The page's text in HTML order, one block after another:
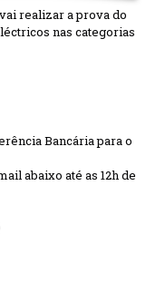
realizar a prova do
nas categorias
Bancária para o
abaixo até as 12h de